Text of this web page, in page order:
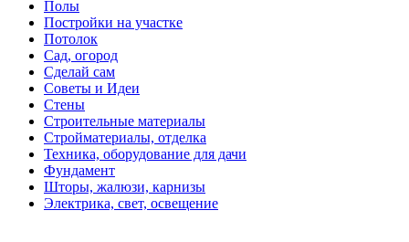
Полы
Постройки на участке
Потолок
Сад, огород
Сделай сам
Советы и Идеи
Стены
Строительные материалы
Стройматериалы, отделка
Техника, оборудование для дачи
Фундамент
Шторы, жалюзи, карнизы
Электрика, свет, освещение